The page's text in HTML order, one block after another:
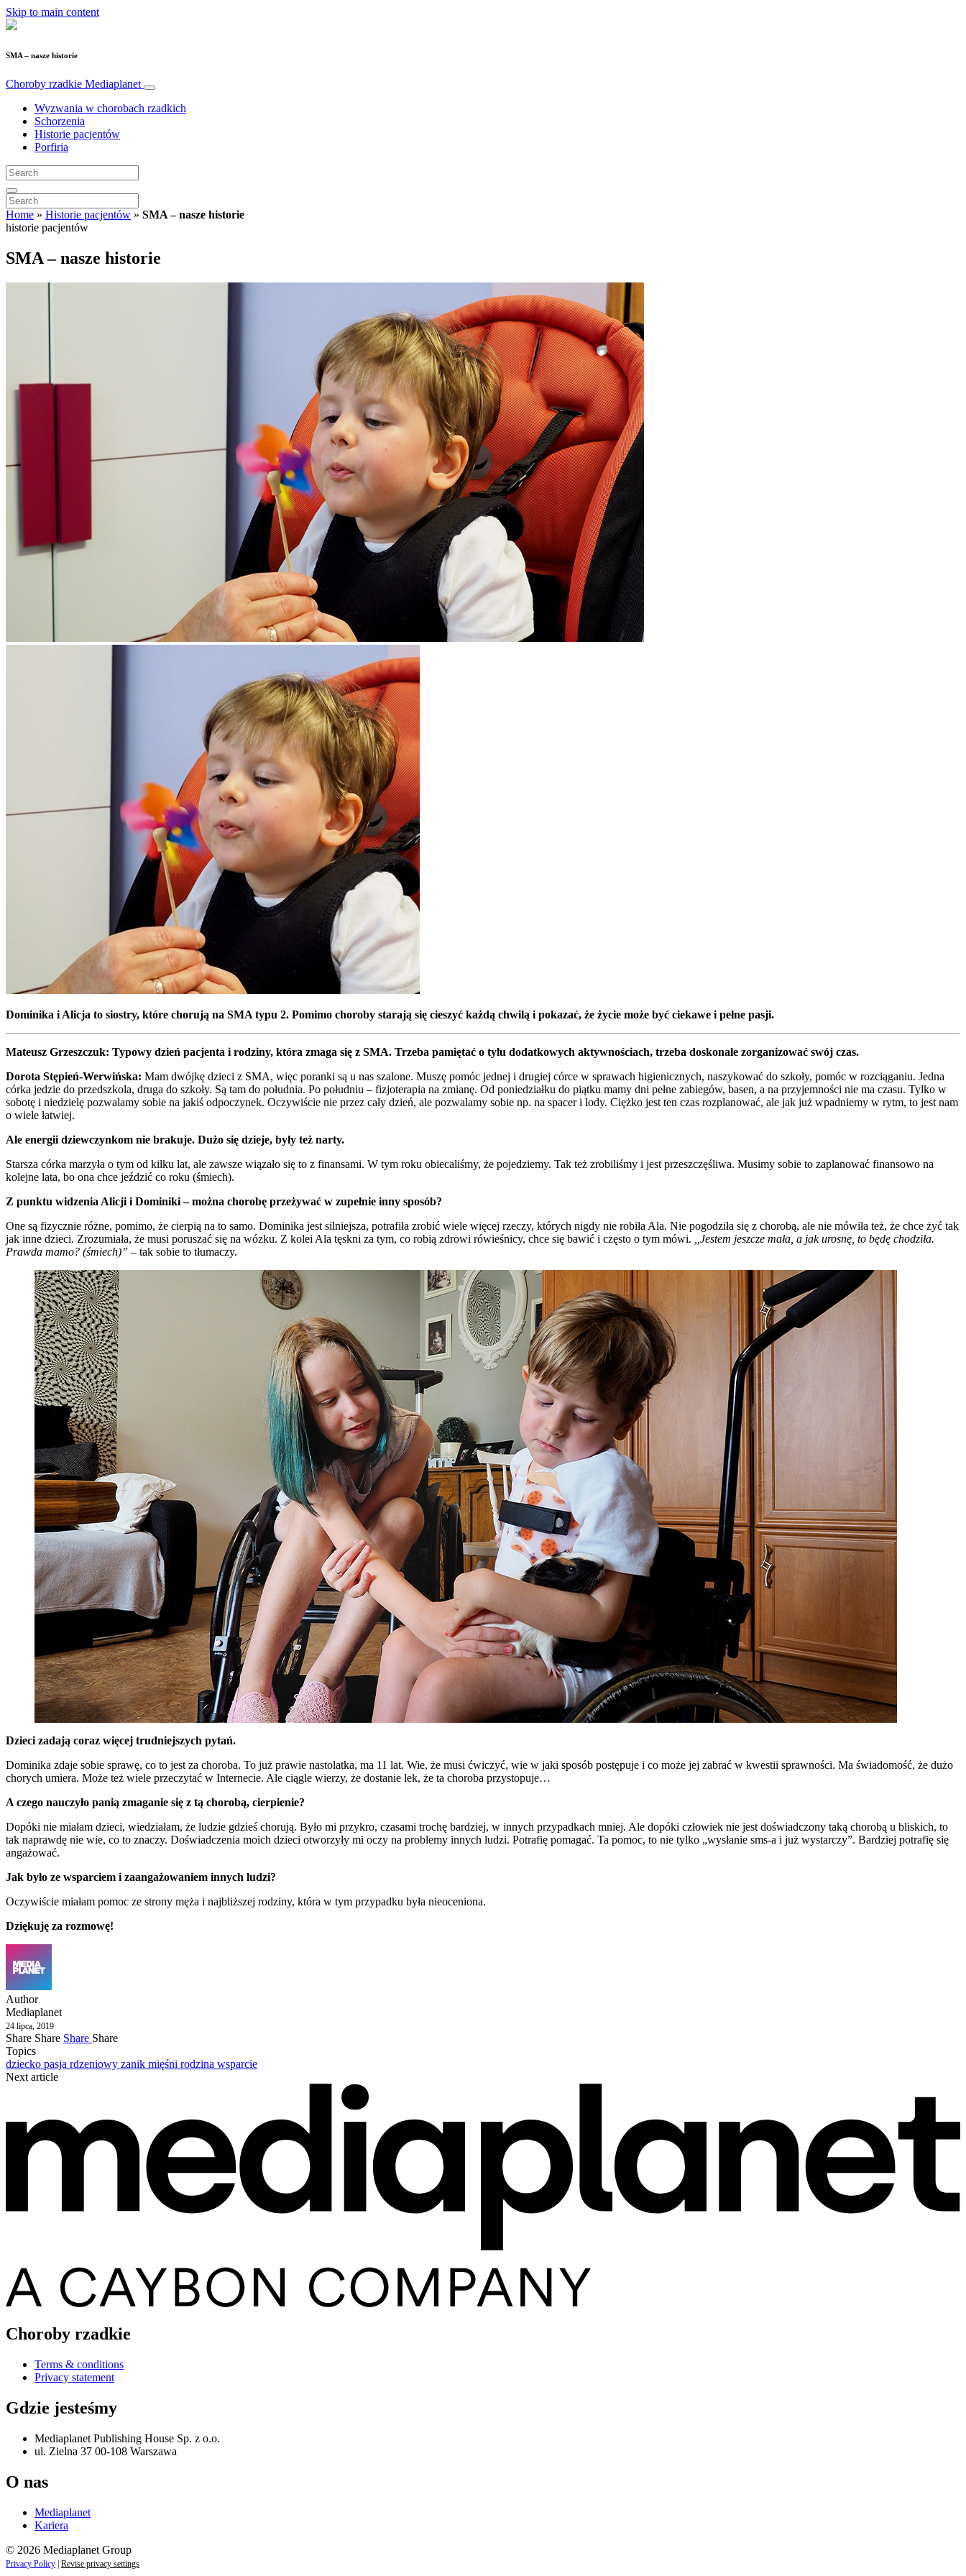
Skip to main content
SMA – nasze historie
Choroby rzadkie Mediaplanet
Wyzwania w chorobach rzadkich
Schorzenia
Historie pacjentów
Porfiria
Home » Historie pacjentów » SMA – nasze historie
historie pacjentów
SMA – nasze historie
Dominika i Alicja to siostry, które chorują na SMA typu 2. Pomimo choroby starają się cieszyć każdą chwilą i pokazać, że życie może być ciekawe i pełne pasji.
Mateusz Grzeszczuk: Typowy dzień pacjenta i rodziny, która zmaga się z SMA. Trzeba pamiętać o tylu dodatkowych aktywnościach, trzeba doskonale zorganizować swój czas.
Dorota Stępień-Werwińska: Mam dwójkę dzieci z SMA, więc poranki są u nas szalone. Muszę pomóc jednej i drugiej córce w sprawach higienicznych, naszykować do szkoły, pomóc w rozciąganiu. Jedna
córka jedzie do przedszkola, druga do szkoły. Są tam do południa. Po południu – fizjoterapia na zmianę. Od poniedziałku do piątku mamy dni pełne zabiegów, basen, a na przyjemności nie ma czasu. Tylko w
sobotę i niedzielę pozwalamy sobie na jakiś odpoczynek. Oczywiście nie przez cały dzień, ale pozwalamy sobie np. na spacer i lody. Ciężko jest ten czas rozplanować, ale jak już wpadniemy w rytm, to jest nam
o wiele łatwiej.
Ale energii dziewczynkom nie brakuje. Dużo się dzieje, były też narty.
Starsza córka marzyła o tym od kilku lat, ale zawsze wiązało się to z finansami. W tym roku obiecaliśmy, że pojedziemy. Tak też zrobiliśmy i jest przeszczęśliwa. Musimy sobie to zaplanować finansowo na
kolejne lata, bo ona chce jeździć co roku (śmiech).
Z punktu widzenia Alicji i Dominiki – można chorobę przeżywać w zupełnie inny sposób?
One są fizycznie różne, pomimo, że cierpią na to samo. Dominika jest silniejsza, potrafiła zrobić wiele więcej rzeczy, których nigdy nie robiła Ala. Nie pogodziła się z chorobą, ale nie mówiła też, że chce żyć tak
jak inne dzieci. Zrozumiała, że musi poruszać się na wózku. Z kolei Ala tęskni za tym, co robią zdrowi rówieśnicy, chce się bawić i często o tym mówi.
,,Jestem jeszcze mała, a jak urosnę, to będę chodziła.
Prawda mamo? (śmiech)” – tak sobie to tłumaczy.
Dzieci zadają coraz więcej trudniejszych pytań.
Dominika zdaje sobie sprawę, co to jest za choroba. To już prawie nastolatka, ma 11 lat. Wie, że musi ćwiczyć, wie w jaki sposób postępuje i co może jej zabrać w kwestii sprawności. Ma świadomość, że dużo
chorych umiera. Może też wiele przeczytać w Internecie. Ale ciągle wierzy, że dostanie lek, że ta choroba przystopuje…
A czego nauczyło panią zmaganie się z tą chorobą, cierpienie?
Dopóki nie miałam dzieci, wiedziałam, że ludzie gdzieś chorują. Było mi przykro, czasami trochę bardziej, w innych przypadkach mniej. Ale dopóki człowiek nie jest doświadczony taką chorobą u bliskich, to
tak naprawdę nie wie, co to znaczy. Doświadczenia moich dzieci otworzyły mi oczy na problemy innych ludzi. Potrafię pomagać. Ta pomoc, to nie tylko „wysłanie sms-a i już wystarczy”. Bardziej potrafię się
angażować.
Jak było ze wsparciem i zaangażowaniem innych ludzi?
Oczywiście miałam pomoc ze strony męża i najbliższej rodziny, która w tym przypadku była nieoceniona.
Dziękuję za rozmowę!
Author
Mediaplanet
24 lipca, 2019
Share Share Share Share
Topics
dziecko pasja rdzeniowy zanik mięśni rodzina wsparcie
Next article
Choroby rzadkie
Terms & conditions
Privacy statement
Gdzie jesteśmy
Mediaplanet Publishing House Sp. z o.o.
ul. Zielna 37 00-108 Warszawa
O nas
Mediaplanet
Kariera
© 2026 Mediaplanet Group
Privacy Policy | Revise privacy settings